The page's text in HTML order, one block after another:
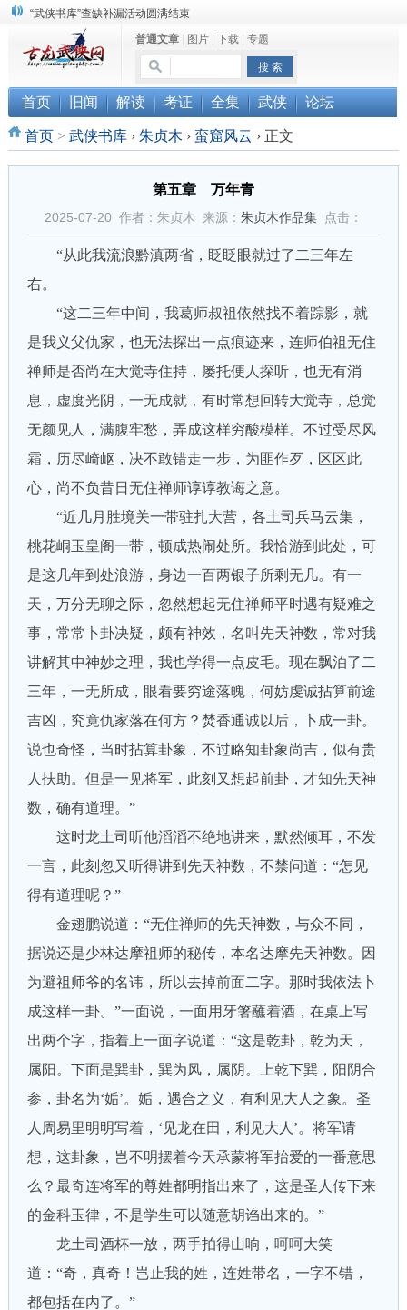
“武侠书库”查缺补漏活动圆满结束
《古龙小说原貌探究》修订版已上市
顾雪衣《古龙武侠小说知见录》上市
普通文章| 图片| 下载| 专题
首页 旧闻 解读 考证 全集 武侠 论坛
首页> 武侠书库 › 朱贞木 › 蛮窟风云 ›正文
第五章 万年青
2025-07-20 作者：朱贞木 来源： 朱贞木作品集点击：
“从此我流浪黔滇两省，眨眨眼就过了二三年左
右。
“这二三年中间，我葛师叔祖依然找不着踪影，就
是我义父仇家，也无法探出一点痕迹来，连师伯祖无住
禅师是否尚在大觉寺住持，屡托便人探听，也无有消
息，虚度光阴，一无成就，有时常想回转大觉寺，总觉
无颜见人，满腹牢愁，弄成这样穷酸模样。不过受尽风
霜，历尽崎岖，决不敢错走一步，为匪作歹，区区此
心，尚不负昔日无住禅师谆谆教诲之意。
“近几月胜境关一带驻扎大营，各土司兵马云集，
桃花峒玉皇阁一带，顿成热闹处所。我恰游到此处，可
是这几年到处浪游，身边一百两银子所剩无几。有一
天，万分无聊之际，忽然想起无住禅师平时遇有疑难之
事，常常卜卦决疑，颇有神效，名叫先天神数，常对我
讲解其中神妙之理，我也学得一点皮毛。现在飘泊了二
三年，一无所成，眼看要穷途落魄，何妨虔诚拈算前途
吉凶，究竟仇家落在何方？焚香通诚以后，卜成一卦。
说也奇怪，当时拈算卦象，不过略知卦象尚吉，似有贵
人扶助。但是一见将军，此刻又想起前卦，才知先天神
数，确有道理。”
这时龙土司听他滔滔不绝地讲来，默然倾耳，不发
一言，此刻忽又听得讲到先天神数，不禁问道：“怎见
得有道理呢？”
金翅鹏说道：“无住禅师的先天神数，与众不同，
据说还是少林达摩祖师的秘传，本名达摩先天神数。因
为避祖师爷的名讳，所以去掉前面二字。那时我依法卜
成这样一卦。”一面说，一面用牙箸蘸着酒，在桌上写
出两个字，指着上一面字说道：“这是乾卦，乾为天，
属阳。下面是巽卦，巽为风，属阴。上乾下巽，阳阴合
参，卦名为‘姤’。姤，遇合之义，有利见大人之象。圣
人周易里明明写着，‘见龙在田，利见大人’。将军请
想，这卦象，岂不明摆着今天承蒙将军抬爱的一番意思
么？最奇连将军的尊姓都明指出来了，这是圣人传下来
的金科玉律，不是学生可以随意胡诌出来的。”
龙土司酒杯一放，两手拍得山响，呵呵大笑
道：“奇，真奇！岂止我的姓，连姓带名，一字不错，
都包括在内了。”